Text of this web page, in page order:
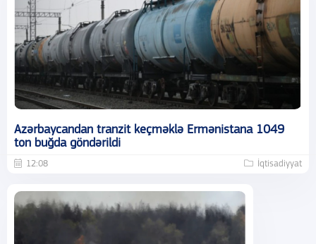
Azərbaycandan tranzit keçməklə Ermənistana 1049
ton buğda göndərildi
12:08 İqtisadiyyat